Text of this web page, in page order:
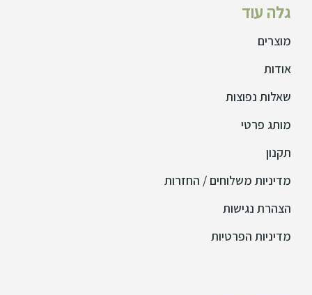
גלה עוד
מוצרים
אודות
שאלות נפוצות
מותג פרטי
תקנון
מדיניות משלוחים / החזרות
הצהרת נגישות
מדיניות הפרטיות